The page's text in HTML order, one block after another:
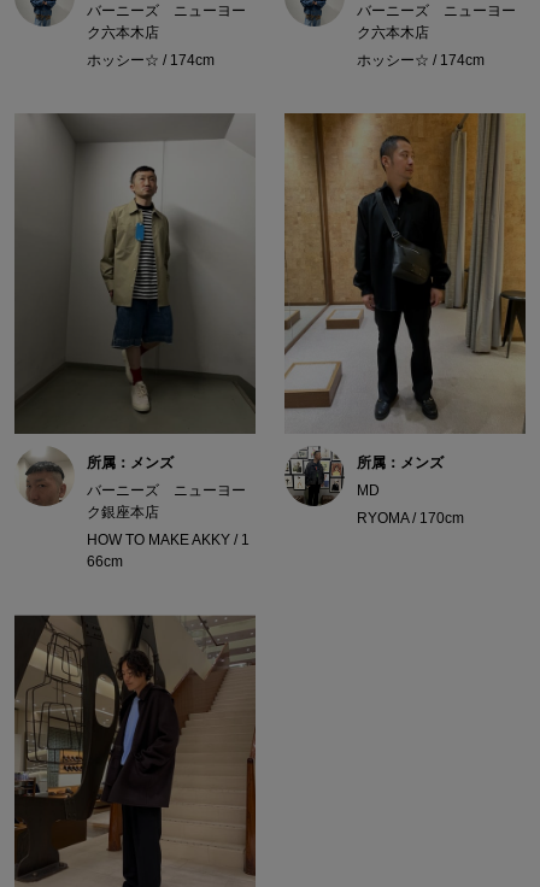
バーニーズ ニューヨー
ク六本木店
ホッシー☆ / 174cm
バーニーズ ニューヨー
ク六本木店
ホッシー☆ / 174cm
所属：メンズ
バーニーズ ニューヨー
ク銀座本店
HOW TO MAKE AKKY / 1
66cm
所属：メンズ
MD
RYOMA / 170cm